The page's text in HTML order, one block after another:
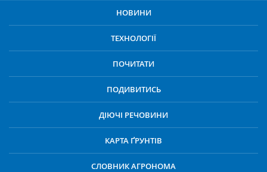
НОВИНИ
ТЕХНОЛОГІЇ
ПОЧИТАТИ
ПОДИВИТИСЬ
ДІЮЧІ РЕЧОВИНИ
КАРТА ҐРУНТІВ
СЛОВНИК АГРОНОМА